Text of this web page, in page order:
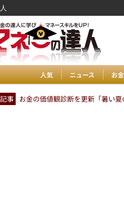
人気 ニュース お
事 お金の価値観診断を更新「暑い